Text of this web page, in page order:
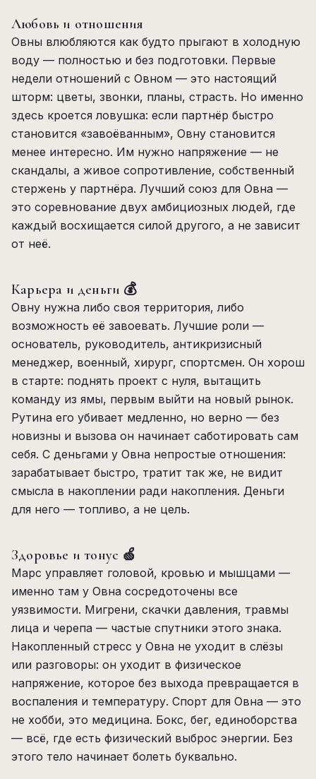
Любовь и отношения
Овны влюбляются как будто прыгают в холодную
воду — полностью и без подготовки. Первые
недели отношений с Овном — это настоящий
шторм: цветы, звонки, планы, страсть. Но именно
здесь кроется ловушка: если партнёр быстро
становится «завоёванным», Овну становится
менее интересно. Им нужно напряжение — не
скандалы, а живое сопротивление, собственный
стержень у партнёра. Лучший союз для Овна —
это соревнование двух амбициозных людей, где
каждый восхищается силой другого, а не зависит
от неё.
Карьера и деньги 💰
Овну нужна либо своя территория, либо
возможность её завоевать. Лучшие роли —
основатель, руководитель, антикризисный
менеджер, военный, хирург, спортсмен. Он хорош
в старте: поднять проект с нуля, вытащить
команду из ямы, первым выйти на новый рынок.
Рутина его убивает медленно, но верно — без
новизны и вызова он начинает саботировать сам
себя. С деньгами у Овна непростые отношения:
зарабатывает быстро, тратит так же, не видит
смысла в накоплении ради накопления. Деньги
для него — топливо, а не цель.
Здоровье и тонус 🍏
Марс управляет головой, кровью и мышцами —
именно там у Овна сосредоточены все
уязвимости. Мигрени, скачки давления, травмы
лица и черепа — частые спутники этого знака.
Накопленный стресс у Овна не уходит в слёзы
или разговоры: он уходит в физическое
напряжение, которое без выхода превращается в
воспаления и температуру. Спорт для Овна — это
не хобби, это медицина. Бокс, бег, единоборства
— всё, где есть физический выброс энергии. Без
этого тело начинает болеть буквально.